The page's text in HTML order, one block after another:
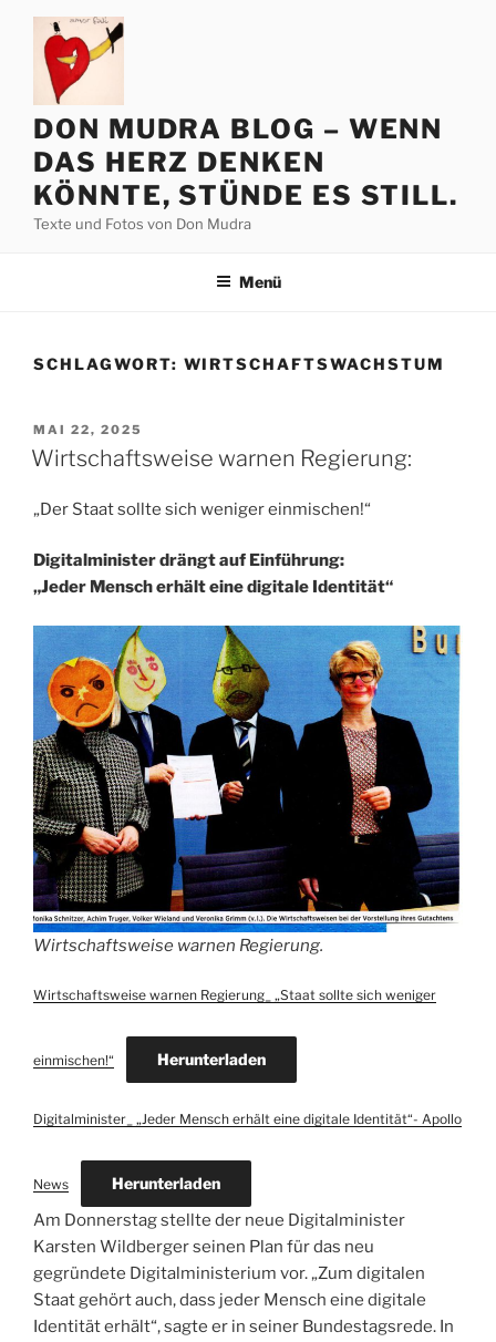
Zum
springen
DON MUDRA BLOG – WENN
DAS HERZ DENKEN
KÖNNTE, STÜNDE ES STILL.
Texte und Fotos von Don Mudra
Menü
SCHLAGWORT: WIRTSCHAFTSWACHSTUM
VERÖFFENTLICHT
AM
MAI 22, 2025
Wirtschaftsweise warnen Regierung:
„Der Staat sollte sich weniger einmischen!“
Digitalminister drängt auf Einführung:
„Jeder Mensch erhält eine digitale Identität“
Wirtschaftsweise warnen Regierung.
Wirtschaftsweise warnen Regierung_ „Staat sollte sich weniger
einmischen!“ Herunterladen
Digitalminister_ „Jeder Mensch erhält eine digitale Identität“- Apollo
News Herunterladen
Am Donnerstag stellte der neue Digitalminister
Karsten Wildberger seinen Plan für das neu
gegründete Digitalministerium vor. „Zum digitalen
Staat gehört auch, dass jeder Mensch eine digitale
Identität erhält“, sagte er in seiner Bundestagsrede. In